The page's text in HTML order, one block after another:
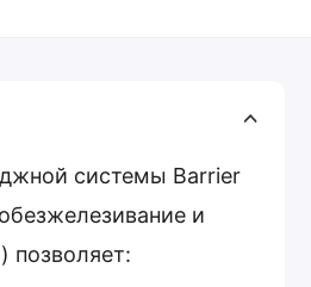
системы Barrier
и
позволяет: